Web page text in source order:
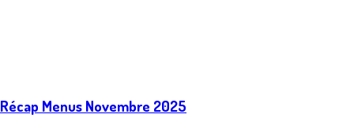
Récap Menus Novembre 2025